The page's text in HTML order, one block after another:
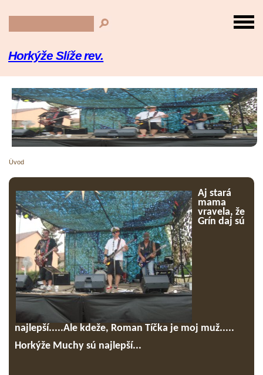
Horkýže Slíže rev.
Úvod
Aj stará
mama
vravela, že
Grín daj sú
najlepší.....Ale kdeže, Roman Tíčka je moj muž.....
Horkýže Muchy sú najlepší...